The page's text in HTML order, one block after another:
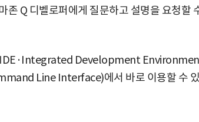
존 Q 디벨로퍼에게 질문하고 설명을 요청할
(IDE·Integrated Development
Line Interface)에서 바로 이용할 수